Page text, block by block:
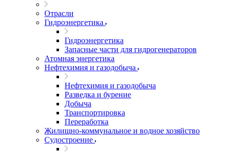
Отрасли
Гидроэнергетика
Гидроэнергетика
Запасные части для гидрогенераторов
Атомная энергетика
Нефтехимия и газодобыча
Нефтехимия и газодобыча
Разведка и бурение
Добыча
Транспортировка
Переработка
Жилищно-коммунальное и водное хозяйство
Судостроение